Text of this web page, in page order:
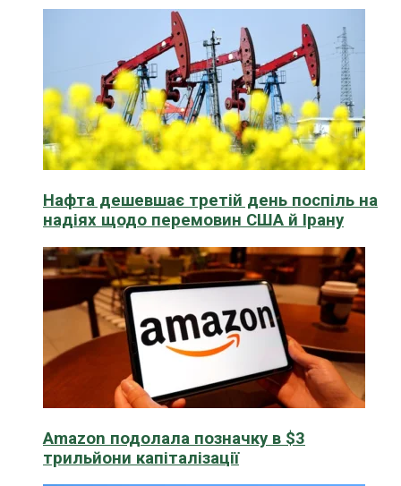
Нафта дешевшає третій день поспіль на
надіях щодо перемовин США й Ірану
Amazon подолала позначку в $3
трильйони капіталізації